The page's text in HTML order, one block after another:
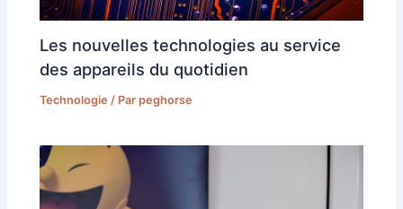
Les nouvelles technologies au service
des appareils du quotidien
Technologie / Parpeghorse